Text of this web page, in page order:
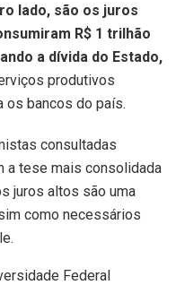
lado, são os juros
R$ 1 trilhão
a dívida do Estado,
produtivos
os bancos do país.
consultadas
a tese mais consolidada
juros altos são uma
como necessários
Federal